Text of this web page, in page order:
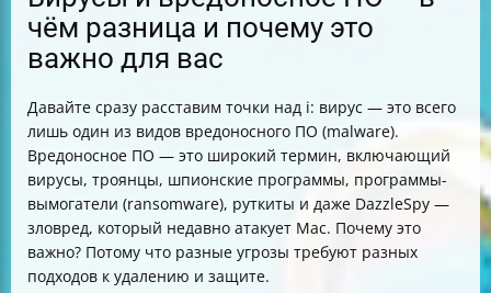
чём разница и почему это
важно для вас
Давайте сразу расставим точки над i: вирус — это всего
лишь один из видов вредоносного ПО (malware).
Вредоносное ПО — это широкий термин, включающий
вирусы, троянцы, шпионские программы, программы-
вымогатели (ransomware), руткиты и даже DazzleSpy —
зловред, который недавно атакует Mac. Почему это
важно? Потому что разные угрозы требуют разных
подходов к удалению и защите.